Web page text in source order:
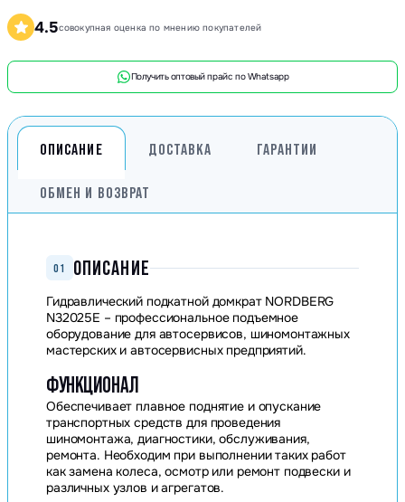
4.5совокупная оценка по мнению покупателей
Получить оптовый прайс по Whatsapp
ОПИСАНИЕ ДОСТАВКА ГАРАНТИИ
ОБМЕН И ВОЗВРАТ
01 ОПИСАНИЕ
Гидравлический подкатной домкрат NORDBERG
N32025E – профессиональное подъемное
оборудование для автосервисов, шиномонтажных
мастерских и автосервисных предприятий.
ФУНКЦИОНАЛ
Обеспечивает плавное поднятие и опускание
транспортных средств для проведения
шиномонтажа, диагностики, обслуживания,
ремонта. Необходим при выполнении таких работ
как замена колеса, осмотр или ремонт подвески и
различных узлов и агрегатов.